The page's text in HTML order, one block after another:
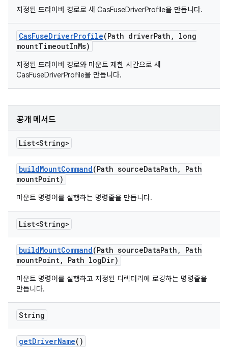
지정된 드라이버 경로로 새 CasFuseDriverProfile을 만듭니다.
CasFuseDriverProfile(Path driverPath ,
long
mountTimeoutInMs)
지정된 드라이버 경로와 마운트 제한 시간으로 새
CasFuseDriverProfile을 만듭니다.
공개 메서드
List<String>
buildMountCommand(Path sourceDataPath ,
Path
mountPoint)
마운트 명령어를 실행하는 명령줄을 만듭니다.
List<String>
buildMountCommand(Path sourceDataPath ,
Path
mountPoint, Path logDir)
마운트 명령어를 실행하고 지정된 디렉터리에 로깅하는 명령줄을
만듭니다.
String
getDriverName()